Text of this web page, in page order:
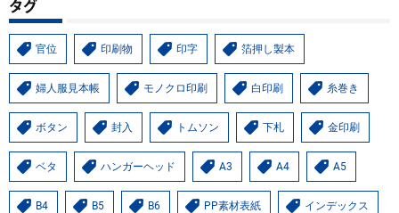
タグ
官位 印刷物 印字 箔押し製本
婦人服見本帳 モノクロ印刷 白印刷 糸巻き
ボタン 封入 トムソン 下札 金印刷
ベタ ハンガーヘッド A3 A4 A5
B4 B5 B6 PP素材表紙 インデックス